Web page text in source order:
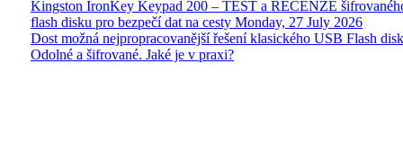
Kingston IronKey Keypad 200 – TEST a RECENZE
flash disku pro bezpečí dat na cesty Monday, 27 July 2026
Dost možná nejpropracovanější řešení klasického USB Flash
Odolné a šifrované. Jaké je v praxi?